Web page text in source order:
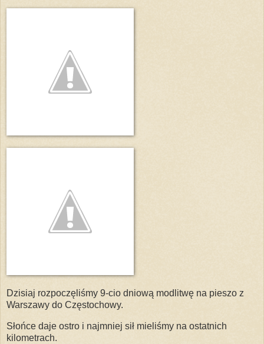
Dzisiaj rozpoczęliśmy 9-cio dniową modlitwę na pieszo z
Warszawy do Częstochowy.
Słońce daje ostro i najmniej sił mieliśmy na ostatnich
kilometrach.